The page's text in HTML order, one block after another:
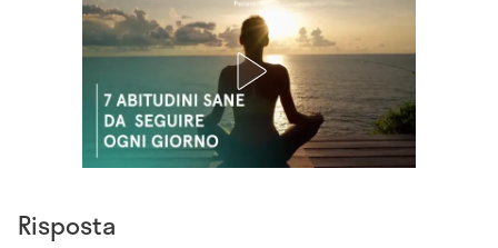
Risposta